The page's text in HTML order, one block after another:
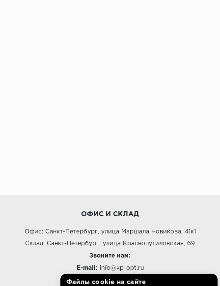
ОФИС И СКЛАД
Офис: Санкт-Петербург, улица Маршала Новикова, 41к1
Склад: Санкт-Петербург, улица Краснопутиловская, 69
Звоните нам:
E-mail: info@kp-opt.ru
Режим работы
Файлы cookie на сайте